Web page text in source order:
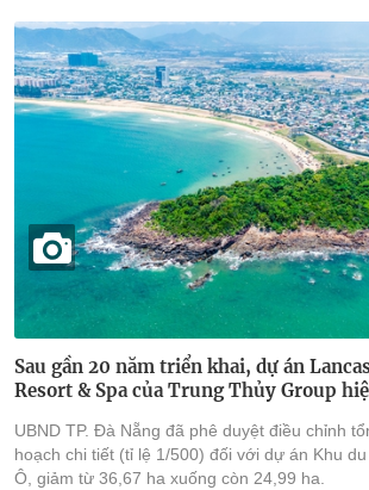
Sau gần 20 năm triển khai, dự án
Resort & Spa của Trung Thủy Group
UBND TP. Đà Nẵng đã phê duyệt điều chỉnh
hoạch chi tiết (tỉ lệ 1/500) đối với dự án Khu
Ô, giảm từ 36,67 ha xuống còn 24,99 ha.